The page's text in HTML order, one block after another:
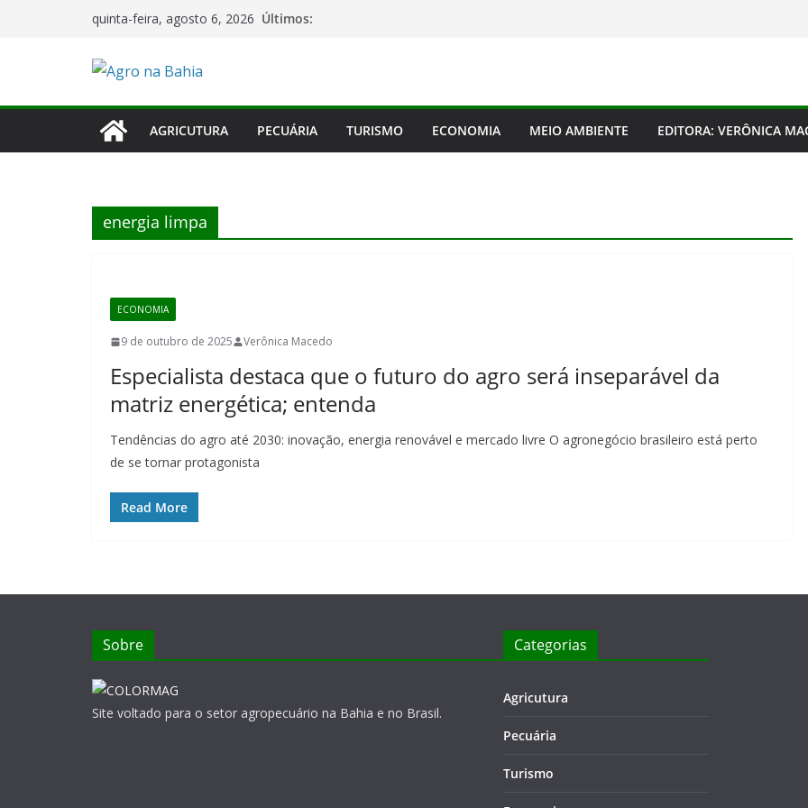
quinta-feira, agosto 6, 2026 Últimos:
AGRICUTURA PECUÁRIA TURISMO ECONOMIA MEIO AMBIENTE EDITORA: VERÔNICA
energia limpa
ECONOMIA
9 de outubro de 2025 Verônica Macedo
Especialista destaca que o futuro do agro será inseparável da
matriz energética; entenda
Tendências do agro até 2030: inovação, energia renovável e mercado livre O agronegócio brasileiro está perto
de se tornar protagonista
Read More
Sobre
Site voltado para o setor agropecuário na Bahia e no Brasil.
Categorias
Agricutura
Pecuária
Turismo